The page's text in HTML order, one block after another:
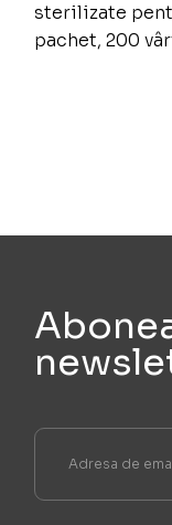
sterilizate
pachet, 200